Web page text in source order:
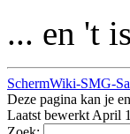
... en 't
SchermWiki-SMG-
Deze pagina kan je
Laatst bewerkt April